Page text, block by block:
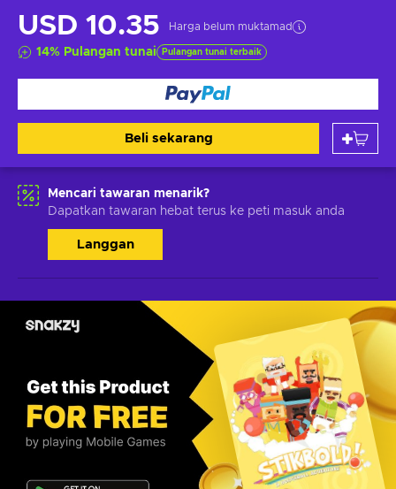
USD 10.35 Harga belum muktamad
14% Pulangan tunai Pulangan tunai terbaik
Beli sekarang
Mencari tawaran menarik?
Dapatkan tawaran hebat terus ke peti masuk anda
Langgan